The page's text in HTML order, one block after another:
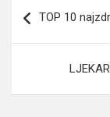
članaka
TOP 10